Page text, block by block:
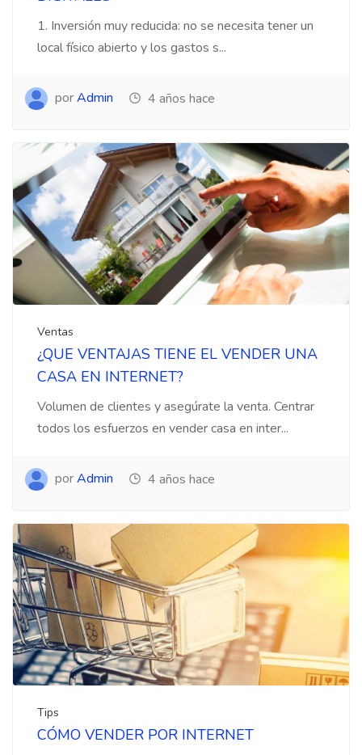
1. Inversión muy reducida: no se necesita tener un
local físico abierto y los gastos s...
porAdmin 4 años hace
Ventas
¿QUE VENTAJAS TIENE EL VENDER UNA
CASA EN INTERNET?
Volumen de clientes y asegúrate la venta. Centrar
todos los esfuerzos en vender casa en inter...
porAdmin 4 años hace
Tips
CÓMO VENDER POR INTERNET